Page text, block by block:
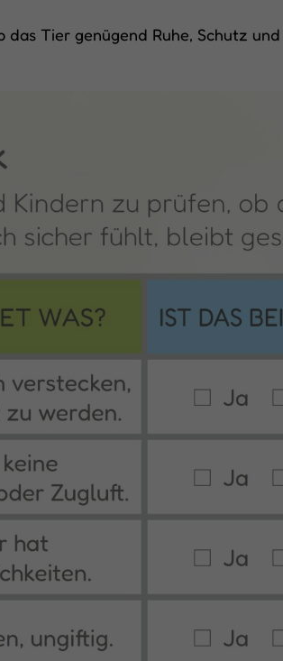
Tier genügend Ruhe, Schutz